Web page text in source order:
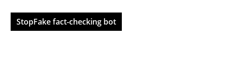
StopFake fact-checking bot